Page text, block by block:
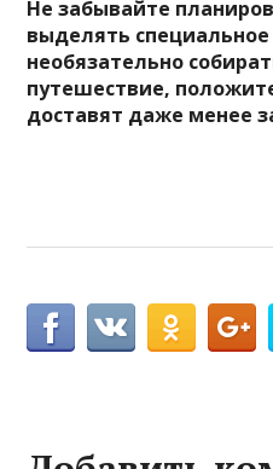
Не забывайте
выделять
необязательно
путешествие,
доставят даже менее